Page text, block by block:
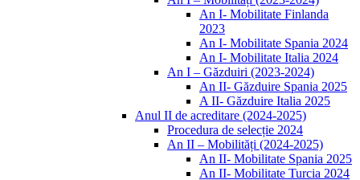
An I- Mobilitate Finlanda
2023
An I- Mobilitate Spania 2024
An I- Mobilitate Italia 2024
An I – Găzduiri (2023-2024)
An II- Găzduire Spania 2025
A II- Găzduire Italia 2025
Anul II de acreditare (2024-2025)
Procedura de selecție 2024
An II – Mobilități (2024-2025)
An II- Mobilitate Spania 2025
An II- Mobilitate Turcia 2024